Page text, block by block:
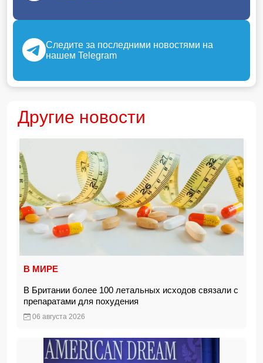
Следите за последними новостями на
нашем Telegram
Другие новости
В МИРЕ
В Британии более 100 летальных исходов связали с
препаратами для похудения
06 августа 2026